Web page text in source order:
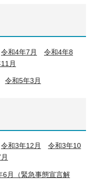
令和4年7月
令和4年8
月
令和5年3月
令和3年12月
令和3年10
6月（緊急事態宣言解